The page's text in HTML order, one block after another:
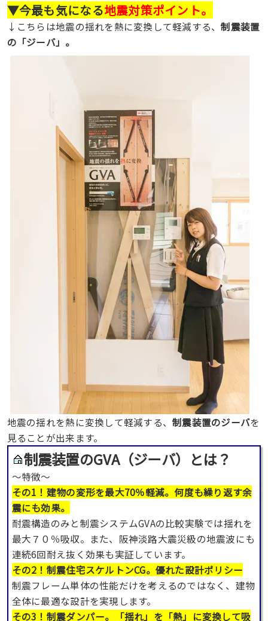
▼今最も気になる地震対策ポイント。
↓こちらは地震の揺れを熱に変換して軽減する、制震装置
の「ジーバ」。
地震の揺れを熱に変換して軽減する、制震装置のジーバを
見ることが出来ます。
制震装置のGVA（ジーバ）とは？
〜特徴〜
その1！建物の変形を最大70％軽減。何度も繰り返す余
震にも効果。
耐震構造のみと制震システムGVAの比較実験では揺れを
最大７０％吸収。また、阪神淡路大震災級の地震波にも
連続6回耐え抜く効果も実証しています。
その2！制震住宅スケルトンCG。優れた設計ポリシー
制震フレーム単体の性能だけを考えるのではなく、建物
全体に最適な設計を実現します。
その3！制震ダンパー。「揺れ」を「熱」に変換して吸